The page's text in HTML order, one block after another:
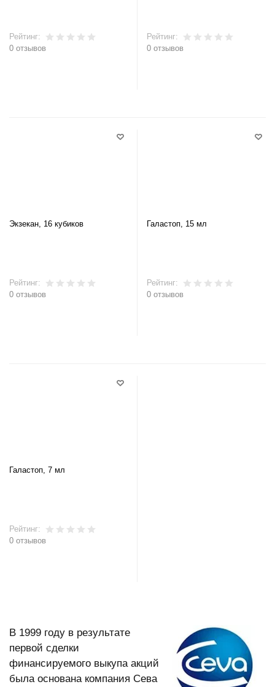
В 1999 году в результате
первой сделки
финансируемого выкупа акций
была основана компания Сева
Рейтинг:
0 отзывов
Рейтинг:
0 отзывов
Экзекан, 16 кубиков
Рейтинг:
0 отзывов
Галастоп, 15 мл
Рейтинг:
0 отзывов
Галастоп, 7 мл
Рейтинг:
0 отзывов